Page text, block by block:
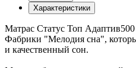
Характеристики
Матрас Статус Топ
Фабрики "Мелодия сна",
и качественный сон.